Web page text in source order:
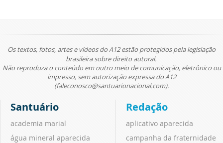
Os textos, fotos, artes e vídeos do A12 estão protegidos pela legislação
brasileira sobre direito autoral.
Não reproduza o conteúdo em outro meio de comunicação, eletrônico ou
impresso, sem autorização expressa do A12
(faleconosco@santuarionacional.com).
Santuário
academia marial
água mineral aparecida
Redação
aplicativo aparecida
campanha da fraternidade